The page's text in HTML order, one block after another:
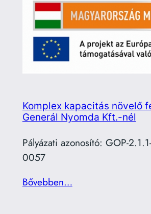
Komplex kapacitás növelő
Generál Nyomda Kft.-nél
Pályázati azonosító: GOP-
0057
Bővebben…